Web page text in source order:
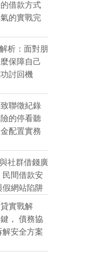
借款方式
的實戰完
析：面對朋
保障自己
討回機
致聯徵紀錄
的停看聽
配置實務
社群借錢廣
民間借款安
假網站陷阱
貸實戰解
， 債務協
解安全方案